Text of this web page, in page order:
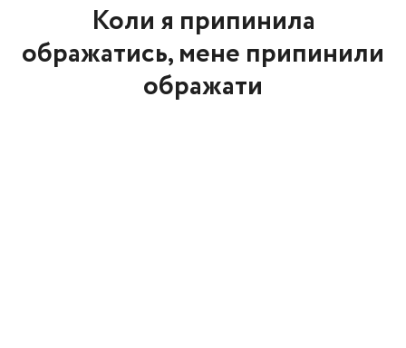
Коли я припинила
ображатись, мене припинили
ображати